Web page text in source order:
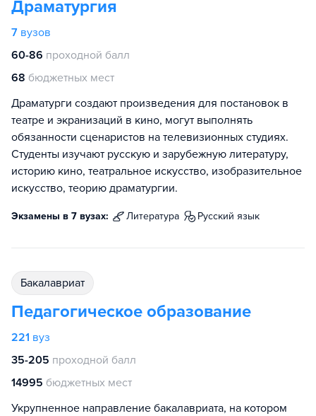
Драматургия
7 вузов
60-86 проходной балл
68 бюджетных мест
Драматурги создают произведения для постановок в
театре и экранизаций в кино, могут выполнять
обязанности сценаристов на телевизионных студиях.
Студенты изучают русскую и зарубежную литературу,
историю кино, театральное искусство, изобразительное
искусство, теорию драматургии.
Экзамены в 7 вузах: литература русский язык
бакалавриат
Педагогическое образование
221 вуз
35-205 проходной балл
14995 бюджетных мест
Укрупненное направление бакалавриата, на котором